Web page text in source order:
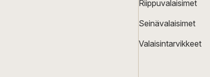
Riippuvalaisimet
Seinävalaisimet
Valaisintarvikkeet